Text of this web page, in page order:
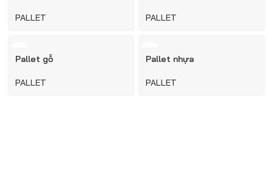
PALLET PALLET
Pallet gỗ
PALLET
Pallet nhựa
PALLET